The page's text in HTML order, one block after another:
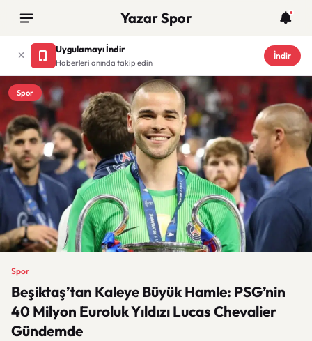
Yazar Spor
Uygulamayı İndir
Haberleri anında takip edin
İndir
Spor
Spor
Beşiktaş’tan Kaleye Büyük Hamle: PSG’nin
40 Milyon Euroluk Yıldızı Lucas Chevalier
Gündemde